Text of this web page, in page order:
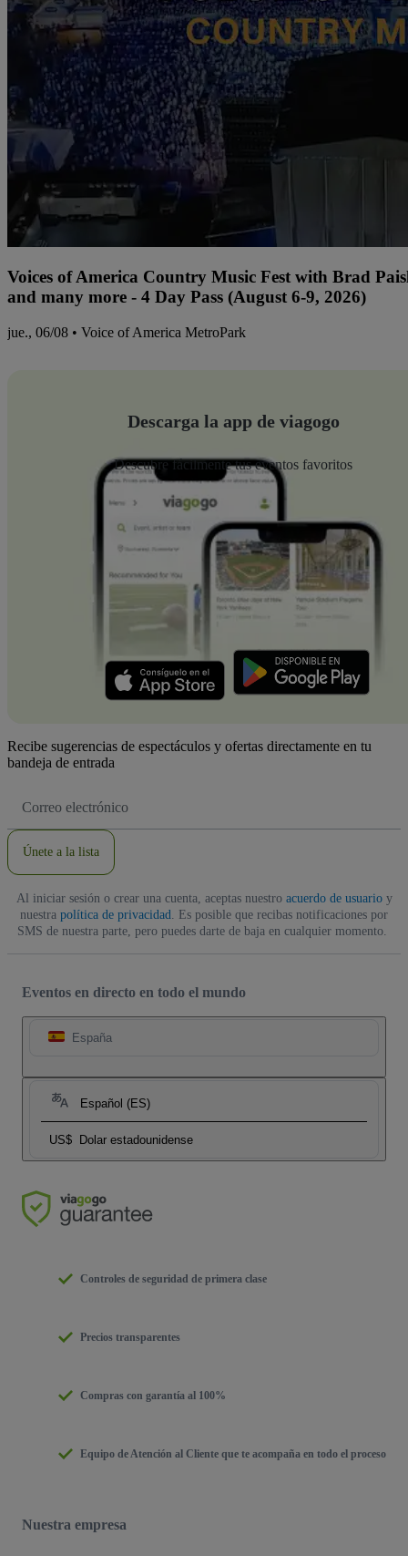
Voices of America Country Music Fest with Brad
and many more - 4 Day Pass (August 6-9, 2026)
jue., 06/08 • Voice of America MetroPark
Descarga la app de viagogo
Descubre fácilmente tus eventos favoritos
Recibe sugerencias de espectáculos y ofertas directamente en tu
bandeja de entrada
de
Únete a la lista
Al iniciar sesión o crear una cuenta, aceptas nuestro acuerdo de usuarioy
nuestra política de privacidad. Es posible que recibas notificaciones por
SMS de nuestra parte, pero puedes darte de baja en cualquier momento.
Eventos en directo en todo el mundo
España
Español (ES)
US$ Dolar estadounidense
Controles de seguridad de primera clase
Precios transparentes
Compras con garantía al 100%
Equipo de Atención al Cliente que te acompaña en todo el proceso
Nuestra empresa